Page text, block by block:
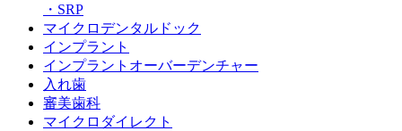
・SRP
マイクロデンタルドック
インプラント
インプラントオーバーデンチャー
入れ歯
審美歯科
マイクロダイレクト